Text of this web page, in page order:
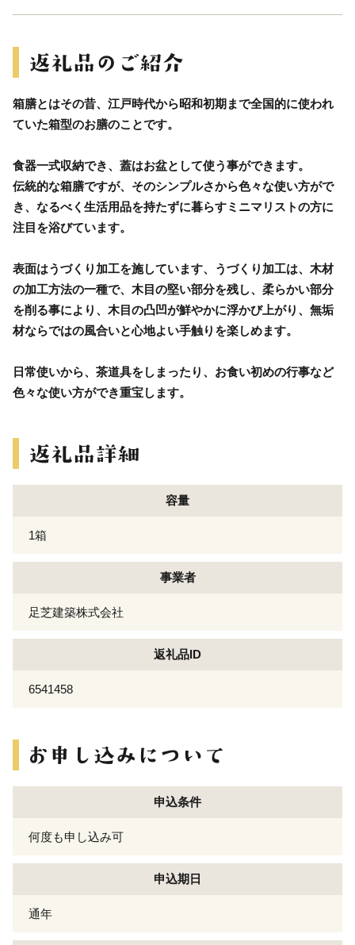
箱膳とはその昔、江戸時代から昭和初期まで全国的に使われ
ていた箱型のお膳のことです。
食器一式収納でき、蓋はお盆として使う事ができます。
伝統的な箱膳ですが、そのシンプルさから色々な使い方がで
き、なるべく生活用品を持たずに暮らすミニマリストの方に
注目を浴びています。
表面はうづくり加工を施しています、うづくり加工は、木材
の加工方法の一種で、木目の堅い部分を残し、柔らかい部分
を削る事により、木目の凸凹が鮮やかに浮かび上がり、無垢
材ならではの風合いと心地よい手触りを楽しめます。
日常使いから、茶道具をしまったり、お食い初めの行事など
色々な使い方ができ重宝します。
容量
1箱
事業者
足芝建築株式会社
返礼品ID
6541458
申込条件
何度も申し込み可
申込期日
通年